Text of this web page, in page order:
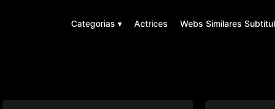
Categorias ▾ Actrices Webs Similares